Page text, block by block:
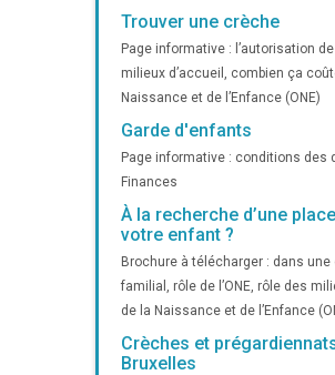
Trouver une crèche
Page informative : l’autorisation
milieux d’accueil, combien ça
Naissance et de l’Enfance (ONE)
Garde d'enfants
Page informative : conditions des
Finances
À la recherche d’une
votre enfant ?
Brochure à télécharger : dans
familial, rôle de l’ONE, rôle des
de la Naissance et de l’Enfance
Crèches et
Bruxelles